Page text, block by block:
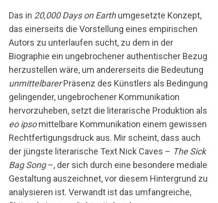
Das in 20,000 Days on Earthumgesetzte Konzept,
das einerseits die Vorstellung eines empirischen
Autors zu unterlaufen sucht, zu dem in der
Biographie ein ungebrochener authentischer Bezug
herzustellen wäre, um andererseits die Bedeutung
unmittelbarerPräsenz des Künstlers als Bedingung
gelingender, ungebrochener Kommunikation
hervorzuheben, setzt die literarische Produktion als
eo ipsomittelbare Kommunikation einem gewissen
Rechtfertigungsdruck aus. Mir scheint, dass auch
der jüngste literarische Text Nick Caves – The Sick
Bag Song–, der sich durch eine besondere mediale
Gestaltung auszeichnet, vor diesem Hintergrund zu
analysieren ist. Verwandt ist das umfangreiche,